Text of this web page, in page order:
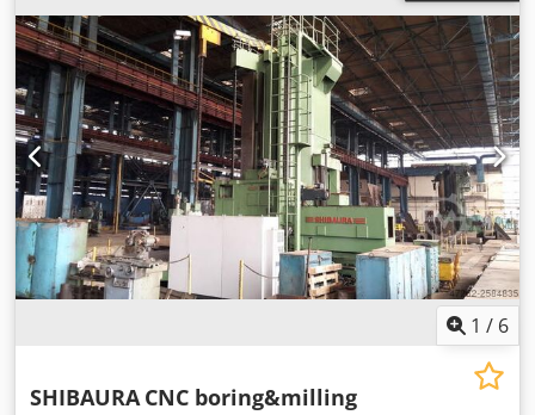
1 / 6
SHIBAURA CNC boring&milling